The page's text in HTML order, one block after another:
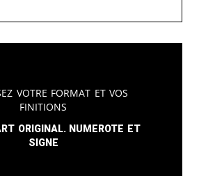
votre format et vos
finitions
original. Numerote et
signe